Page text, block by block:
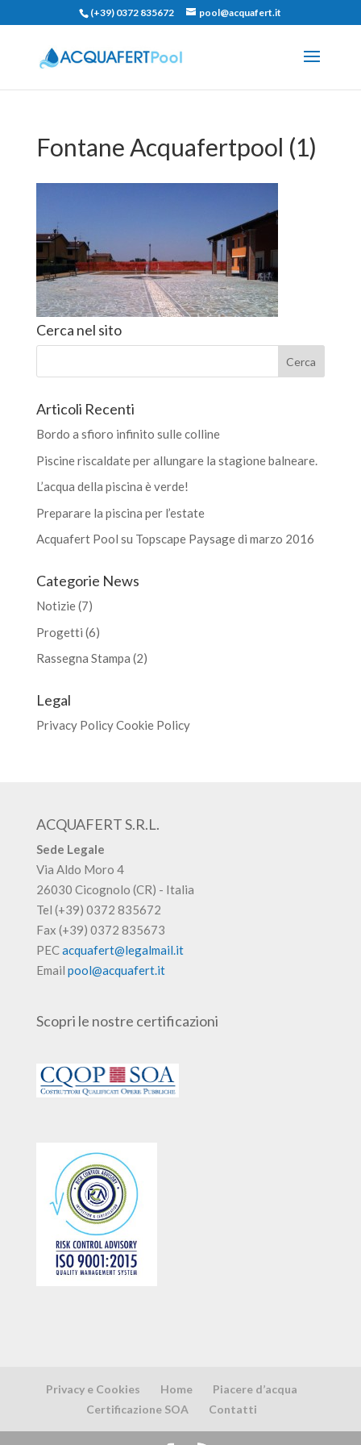
(+39) 0372 835672 pool@acquafert.it
Fontane Acquafertpool (1)
Cerca nel sito
Articoli Recenti
Bordo a sfioro infinito sulle colline
Piscine riscaldate per allungare la stagione balneare.
L’acqua della piscina è verde!
Preparare la piscina per l’estate
Acquafert Pool su Topscape Paysage di marzo 2016
Categorie News
Notizie(7)
Progetti (6)
Rassegna Stampa (2)
Legal
Privacy PolicyCookie Policy
ACQUAFERT S.R.L.
Sede Legale
Via Aldo Moro 4
26030 Cicognolo (CR) - Italia
Tel (+39) 0372 835672
Fax (+39) 0372 835673
PECacquafert@legalmail.it
Email pool@acquafert.it
Scopri le nostre certificazioni
Privacy e Cookies Home
Piacere d’acqua
Certificazione SOA
Contatti